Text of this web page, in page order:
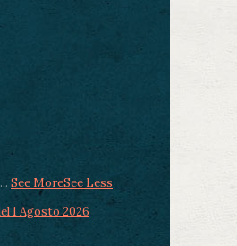
... See MoreSee Less
1 Agosto 2026